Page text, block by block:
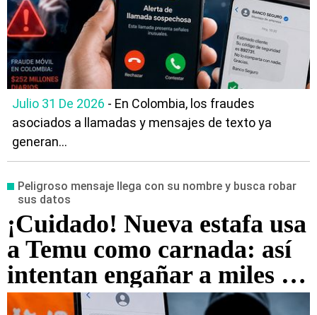
Julio 31 De 2026 - En Colombia, los fraudes
asociados a llamadas y mensajes de texto ya
generan...
Peligroso mensaje llega con su nombre y busca robar
sus datos
¡Cuidado! Nueva estafa usa
a Temu como carnada: así
intentan engañar a miles de
usuarios en toda Colombia